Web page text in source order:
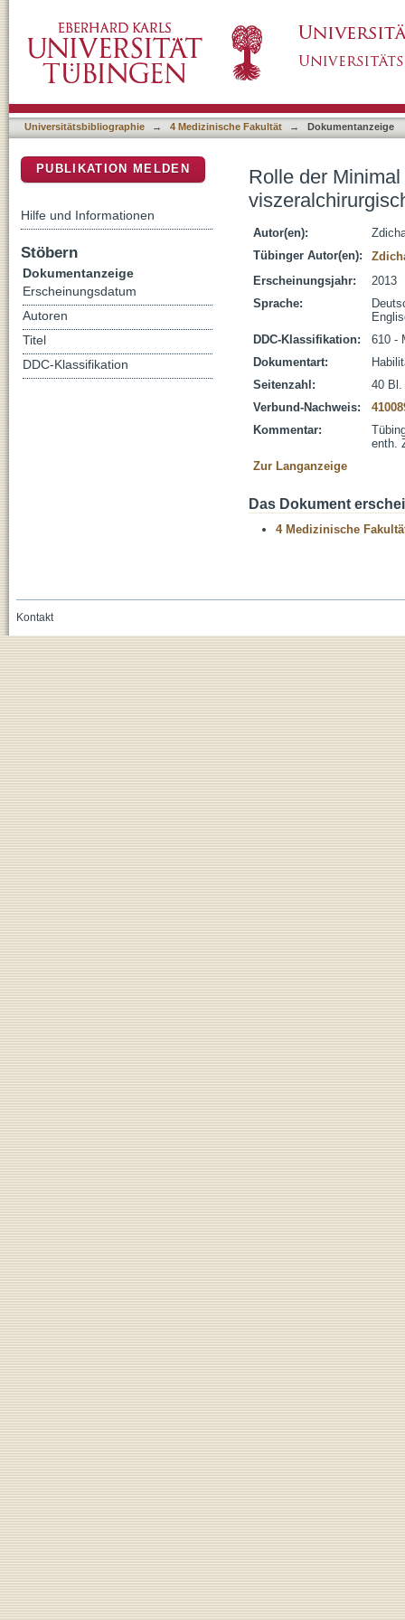
Universitätsbibliographie → 4 Medizinische Fakultät → Dokumentanzeige
Rolle der
Autor(en):
Tübinger Autor(en):
Erscheinungsjahr:
2013
Sprache:
DDC-Klassifikation:
610 -
Dokumentart:
Seitenzahl:
40 Bl.
Verbund-Nachweis:
Kommentar:
enth.
Zur Langanzeige
Das Dokument
4 Medizinische
PUBLIKATION MELDEN
Hilfe und Informationen
Stöbern
Dokumentanzeige
Erscheinungsdatum
Autoren
Titel
DDC-Klassifikation
Kontakt